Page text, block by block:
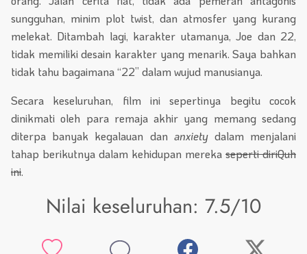
sungguhan, minim plot twist, dan atmosfer yang kurang
melekat. Ditambah lagi, karakter utamanya, Joe dan 22,
tidak memiliki desain karakter yang menarik. Saya bahkan
tidak tahu bagaimana “22” dalam wujud manusianya.
Secara keseluruhan, film ini sepertinya begitu cocok
dinikmati oleh para remaja akhir yang memang sedang
diterpa banyak kegalauan dan anxietydalam menjalani
tahap berikutnya dalam kehidupan mereka seperti diriQuh
ini.
Nilai keseluruhan: 7.5/10